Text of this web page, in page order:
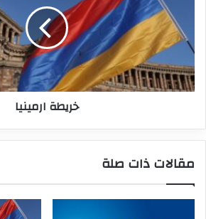
خريطة ارمينيا
مقالات ذات صلة